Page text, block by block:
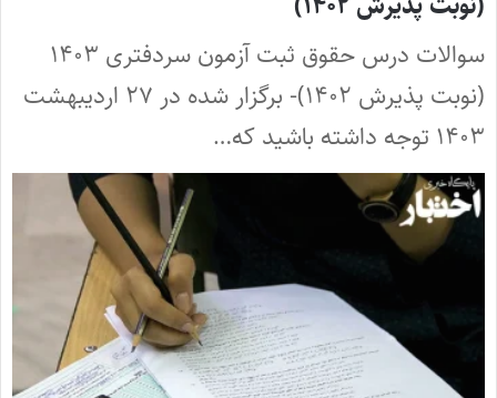
سوالات درس حقوق ثبت آزمون سردفتری ۱۴۰۳
(نوبت پذیرش ۱۴۰۲)- برگزار شده در ۲۷ اردیبهشت
۱۴۰۳ توجه داشته باشید که…